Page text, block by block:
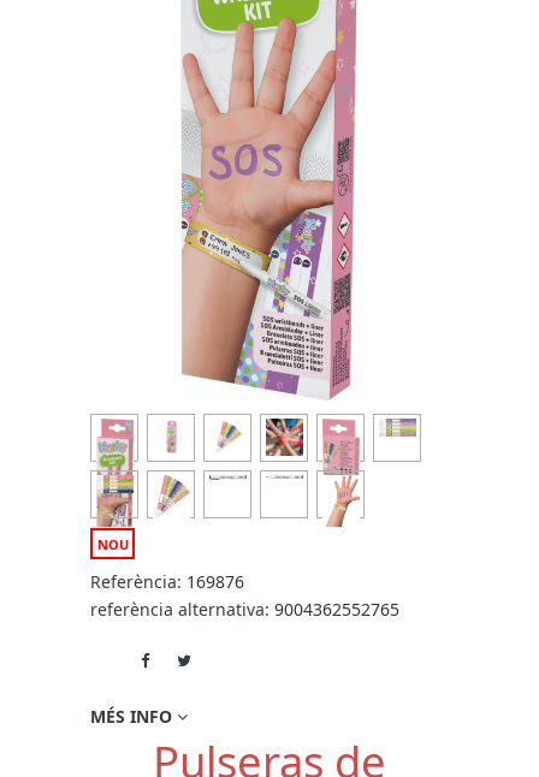
NOU
Referència: 169876
referència alternativa: 9004362552765
MÉS INFO
Pulseras de